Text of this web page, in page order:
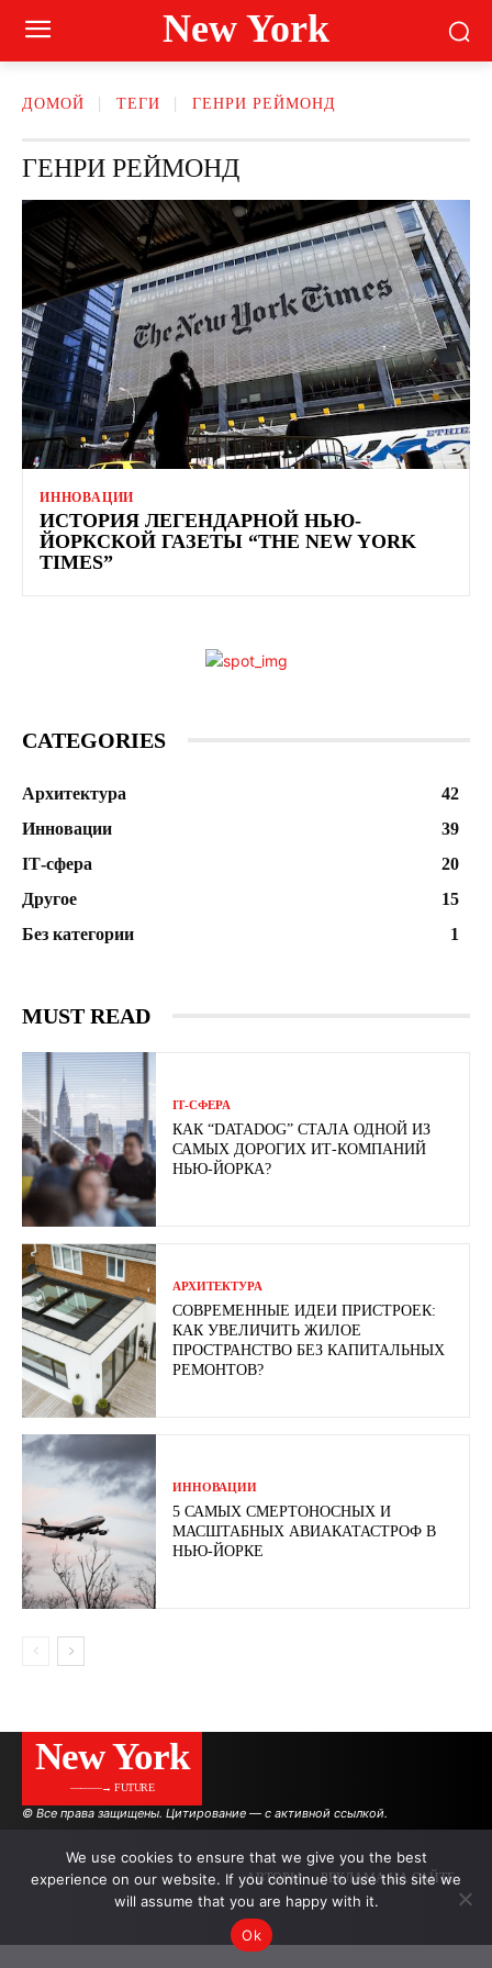
New York
ДОМОЙ ТЕГИ ГЕНРИ РЕЙМОНД
ГЕНРИ РЕЙМОНД
ИННОВАЦИИ
ИСТОРИЯ ЛЕГЕНДАРНОЙ НЬЮ-
ЙОРКСКОЙ ГАЗЕТЫ “THE NEW YORK
TIMES”
CATEGORIES
Архитектура
42
Инновации
39
ІТ-сфера
20
Другое
15
Без категории
1
MUST READ
ІТ-СФЕРА
КАК “DATADOG” СТАЛА ОДНОЙ ИЗ
САМЫХ ДОРОГИХ ИТ-КОМПАНИЙ
НЬЮ-ЙОРКА?
АРХИТЕКТУРА
СОВРЕМЕННЫЕ ИДЕИ ПРИСТРОЕК:
КАК УВЕЛИЧИТЬ ЖИЛОЕ
ПРОСТРАНСТВО БЕЗ КАПИТАЛЬНЫХ
РЕМОНТОВ?
ИННОВАЦИИ
5 САМЫХ СМЕРТОНОСНЫХ И
МАСШТАБНЫХ АВИАКАТАСТРОФ В
НЬЮ-ЙОРКЕ
New York
———→ FUTURE
© Все права защищены. Цитирование — с активной ссылкой.
АВТОРЫ РЕКЛАМА НА САЙТЕ
We use cookies to ensure that we give you the best
experience on our website. If you continue to use this site we
will assume that you are happy with it.
Ok